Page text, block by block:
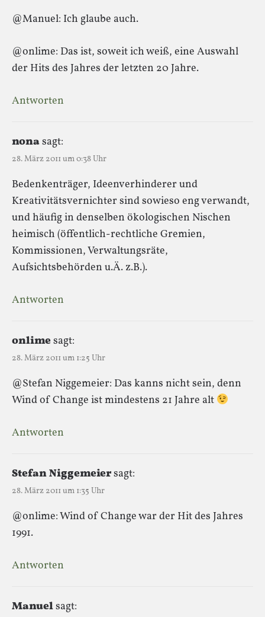
@Manuel: Ich glaube auch.
@onlime: Das ist, soweit ich weiß, eine Auswahl
der Hits des Jahres der letzten 20 Jahre.
Antworten
nonasagt:
28. März 2011 um 0:38 Uhr
Bedenkenträger, Ideenverhinderer und
Kreativitätsvernichter sind sowieso eng verwandt,
und häufig in denselben ökologischen Nischen
heimisch (öffentlich-rechtliche Gremien,
Kommissionen, Verwaltungsräte,
Aufsichtsbehörden u.Ä. z.B.).
Antworten
onlimesagt:
28. März 2011 um 1:25 Uhr
@Stefan Niggemeier: Das kanns nicht sein, denn
Wind of Change ist mindestens 21 Jahre alt
Antworten
Stefan Niggemeiersagt:
28. März 2011 um 1:35 Uhr
@onlime: Wind of Change war der Hit des Jahres
1991.
Antworten
Manuelsagt: